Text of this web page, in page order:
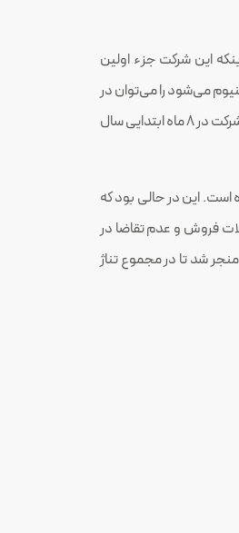
اینکه این شرکت جزء اولین
می‌شود را می‌توان در
، شمش‌های تی‌بار (ئی‌سی)، شمش خالص و شمش‌های آلیاژی تقسیم بندی کرد. نمودار ۱، میزان تولید شمش‌های خالص، آلیاژی و بیلت این شرکت در ۸ ماه ابتدایی سال
رشد داشته و به بیش از ۹۶ هزار تن رسیده است. این در حالی بود که
که عمدتا ناشی از مشکلات فروش و عدم تقاضا در
شد تا در مجموع تناژ